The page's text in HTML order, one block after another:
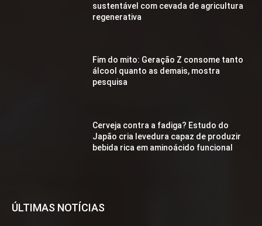
sustentável com cevada de agricultura
regenerativa
Fim do mito: Geração Z consome tanto
álcool quanto as demais, mostra
pesquisa
Cerveja contra a fadiga? Estudo do
Japão cria levedura capaz de produzir
bebida rica em aminoácido funcional
ÚLTIMAS NOTÍCIAS